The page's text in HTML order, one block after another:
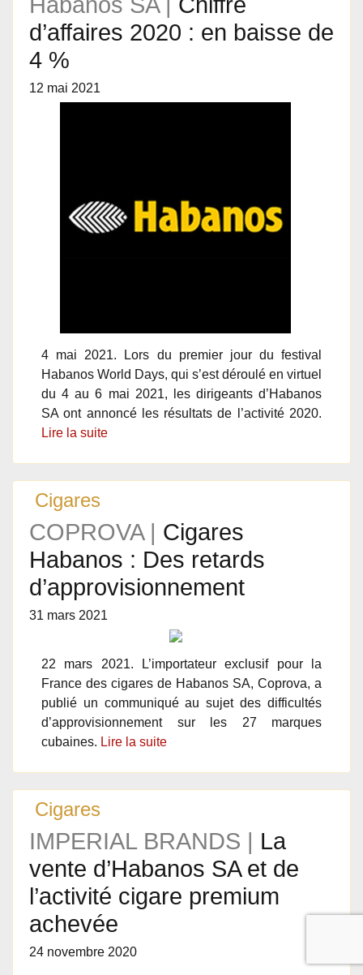
d’affaires 2020 : en baisse de
4 %
12 mai 2021
4 mai 2021. Lors du premier jour du festival
Habanos World Days, qui s’est déroulé en virtuel
du 4 au 6 mai 2021, les dirigeants d’Habanos
SA ont annoncé les résultats de l’activité 2020.
Lire la suite
Cigares
COPROVA | Cigares
Habanos : Des retards
d’approvisionnement
31 mars 2021
22 mars 2021. L’importateur exclusif pour la
France des cigares de Habanos SA, Coprova, a
publié un communiqué au sujet des difficultés
d’approvisionnement sur les 27 marques
cubaines. Lire la suite
Cigares
IMPERIAL BRANDS | La
vente d’Habanos SA et de
l’activité cigare premium
achevée
24 novembre 2020